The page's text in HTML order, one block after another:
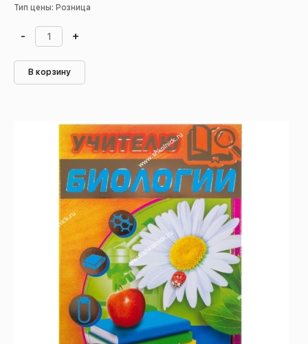
Тип цены: Розница
- +
В корзину